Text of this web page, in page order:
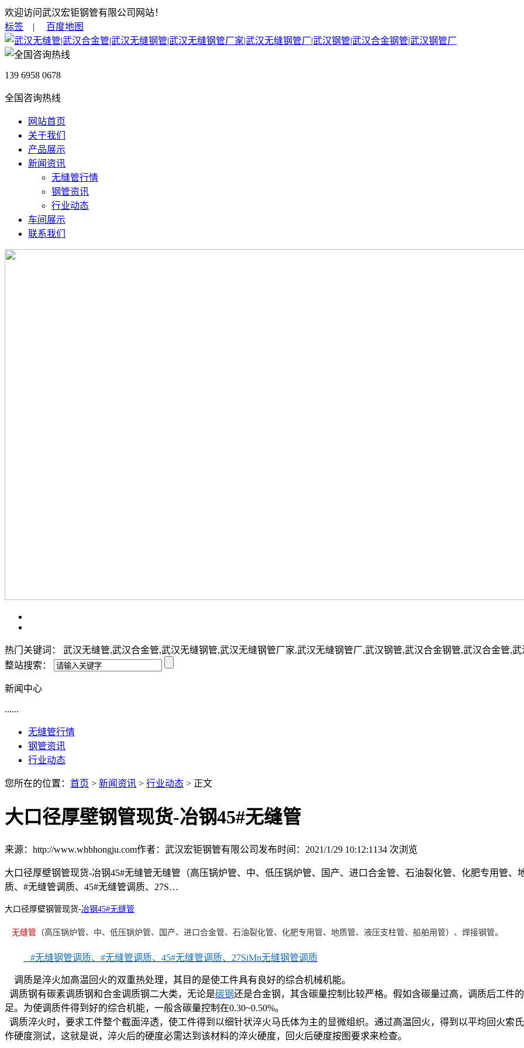
欢迎访问武汉宏钜钢管有限公司网站！
标签 | 百度地图
139 6958 0678
全国咨询热线
网站首页
关于我们
产品展示
新闻资讯
无缝管行情
钢管资讯
行业动态
车间展示
联系我们
热门关键词： 武汉无缝管,武汉合金管,武汉无缝钢管,武汉无缝钢管厂家,武汉无缝钢管厂,武汉钢管,武汉合金钢管,武汉合金管,武
整站搜索：
新闻中心
......
无缝管行情
钢管资讯
行业动态
您所在的位置： 首页 > 新闻资讯 > 行业动态 > 正文
大口径厚壁钢管现货-冶钢45#无缝管
来源：http://www.whbhongju.com作者：武汉宏钜钢管有限公司 发布时间：2021/1/29 10:12:1134 次浏览
大口径厚壁钢管现货-冶钢45#无缝管无缝管（高压锅炉管、中、低压锅炉管、国产、进口合金管、石油裂化管、化肥专用管
质、#无缝管调质、45#无缝管调质、27S…
大口径厚壁钢管现货-冶钢45#无缝管
无缝管 （高压锅炉管、中、低压锅炉管、国产、进口合金管、石油裂化管、化肥专用管、地质管、液压支柱管、船舶用管）、焊接钢管。
#无缝钢管调质、#无缝管调质、45#无缝管调质、27SiMn无缝钢管调质
调质是淬火加高温回火的双重热处理，其目的是使工件具有良好的综合机械机能。
调质钢有碳素调质钢和合金调质钢二大类，无论是碳钢还是合金钢，其含碳量控制比较严格。假如含碳量过高，调质后工件
足。为使调质件得到好的综合机能，一般含碳量控制在0.30~0.50%。
调质淬火时，要求工件整个截面淬透，使工件得到以细针状淬火马氏体为主的显微组织。通过高温回火，得到以平均回火索
作硬度测试，这就是说，淬火后的硬度必需达到该材料的淬火硬度，回火后硬度按图要求来检查。